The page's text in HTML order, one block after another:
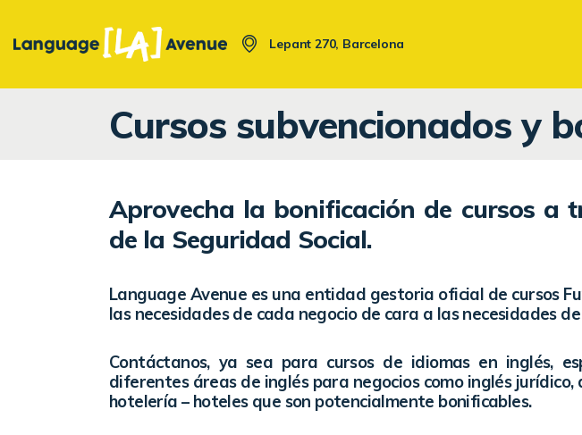
contenido
Lepant 270, Barcelona
Cursos subvencionados y
INGLÉS
Aprovecha la bonificación de cursos a
de la Seguridad Social.
Language Avenue es una entidad gestoria oficial de cursos
las necesidades de cada negocio de cara a las necesidades
Contáctanos, ya sea para cursos de idiomas en inglés,
diferentes áreas de inglés para negocios como inglés
hotelería – hoteles que son potencialmente bonificables.